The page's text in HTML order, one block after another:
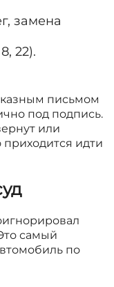
замена
22).
письмом
под подпись.
или
идти
самый
по